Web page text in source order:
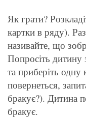
Як грати?
картки в ряду).
називайте, що
Попросіть дитину
та приберіть
повернеться,
бракує?). Дитина
бракує.